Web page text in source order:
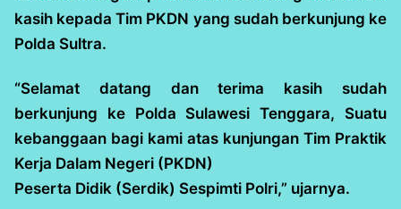
kasih kepada Tim PKDN yang sudah berkunjung ke
Polda Sultra.
“Selamat datang dan terima kasih sudah
berkunjung ke Polda Sulawesi Tenggara, Suatu
kebanggaan bagi kami atas kunjungan Tim Praktik
Kerja Dalam Negeri (PKDN)
Peserta Didik (Serdik) Sespimti Polri,” ujarnya.